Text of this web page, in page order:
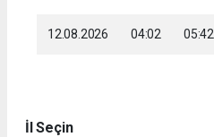
12.08.2026 04:02 05:42
İl Seçin